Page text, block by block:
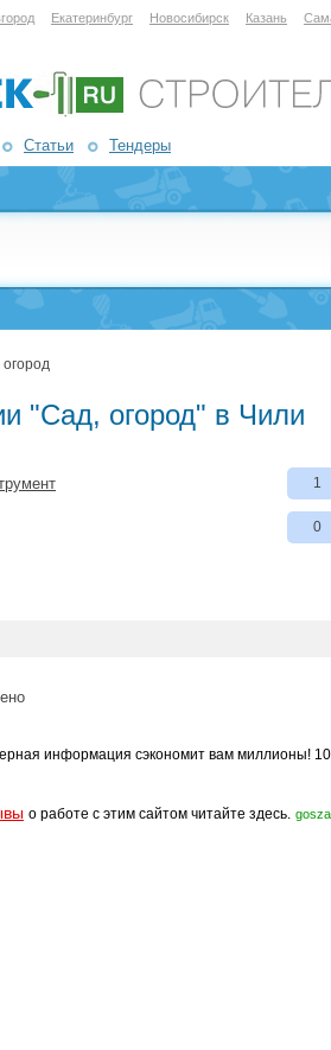
Екатеринбург Новосибирск Казань
Статьи Тендеры
"Сад, огород" в Чили
1
0
информация сэкономит вам миллионы!
о работе с этим сайтом читайте здесь.